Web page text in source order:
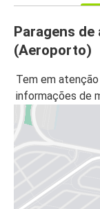
Paragens
(Aeroporto)
Tem em
informações de